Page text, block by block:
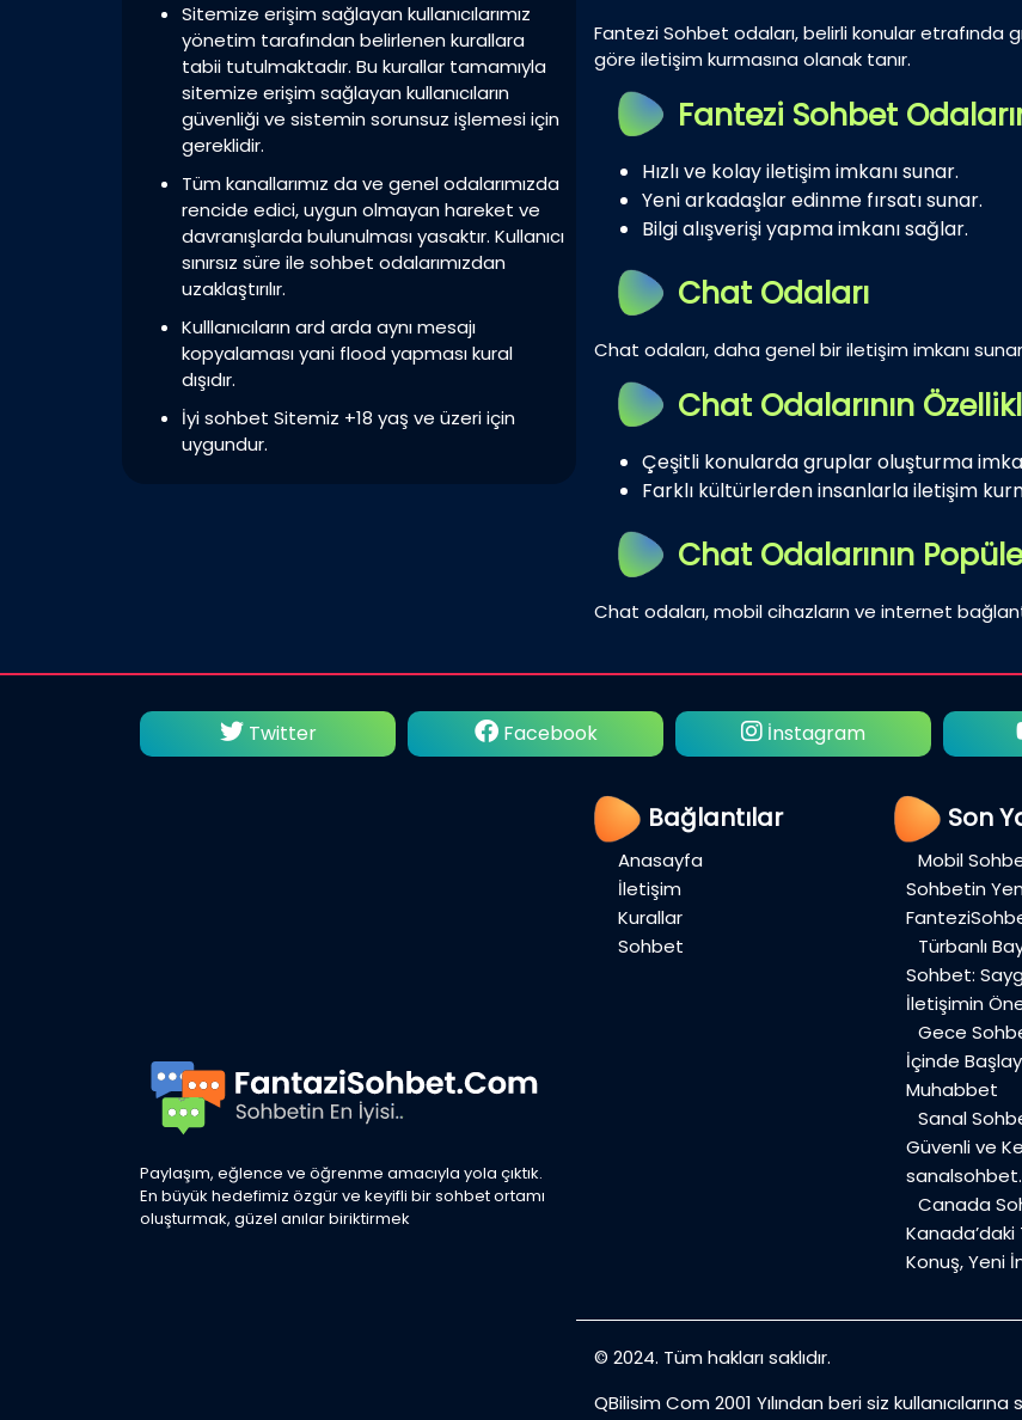
Sitemize erişim sağlayan kullanıcılarımız
yönetim tarafından belirlenen kurallara
tabii tutulmaktadır. Bu kurallar tamamıyla
sitemize erişim sağlayan kullanıcıların
güvenliği ve sistemin sorunsuz işlemesi için
gereklidir.
Tüm kanallarımız da ve genel odalarımızda
rencide edici, uygun olmayan hareket ve
davranışlarda bulunulması yasaktır. Kullanıcı
sınırsız süre ile sohbet odalarımızdan
uzaklaştırılır.
Kulllanıcıların ard arda aynı mesajı
kopyalaması yani flood yapması kural
dışıdır.
İyi sohbet Sitemiz +18 yaş ve üzeri için
uygundur.
Fantezi Sohbet odaları, belirli konular etrafında
göre iletişim kurmasına olanak tanır.
Fantezi Sohbet
Hızlı ve kolay iletişim imkanı sunar.
Yeni arkadaşlar edinme fırsatı sunar.
Bilgi alışverişi yapma imkanı sağlar.
Chat Odaları
Chat odaları, daha genel bir iletişim imkanı
Chat Odalarının
Çeşitli konularda gruplar oluşturma
Farklı kültürlerden insanlarla iletişim
Chat Odalarının
Chat odaları, mobil cihazların ve internet
Twitter Facebook İnstagram
Paylaşım, eğlence ve öğrenme amacıyla yola çıktık.
En büyük hedefimiz özgür ve keyifli bir sohbet ortamı
oluşturmak, güzel anılar biriktirmek
Bağlantılar
Anasayfa
İletişim
Kurallar
Sohbet
Son
Mobil
Sohbetin
Türbanlı
Sohbet:
İletişimin
Gece
İçinde
Muhabbet
Sanal
Güvenli ve
Canada
Kanada’daki
Konuş, Yeni
© 2024. Tüm hakları saklıdır.
QBilisim Com 2001 Yılından beri siz